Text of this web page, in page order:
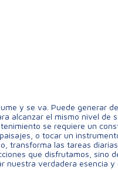
y se va. Puede generar
alcanzar el mismo nivel
se requiere un
o tocar un
transforma las tareas
que disfrutamos,
verdadera esencia